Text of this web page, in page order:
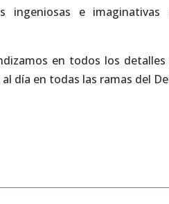
ingeniosas e imaginativas
en todos los detalles
día en todas las ramas del